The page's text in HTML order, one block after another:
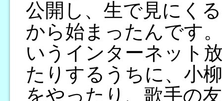
公開し、生で見にく
から始まったんです
いうインターネット
たりするうちに、小
をやったり、歌手の